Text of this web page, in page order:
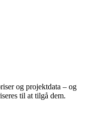
og projektdata – og
til at tilgå dem.